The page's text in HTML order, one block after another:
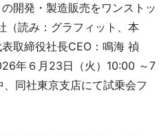
開発・製造販売をワンストッ
読み：グラフィット、本
取締役社長CEO：鳴海 禎
年６月23日（火）10:00 ～7
同社東京支店にて試乗会フ